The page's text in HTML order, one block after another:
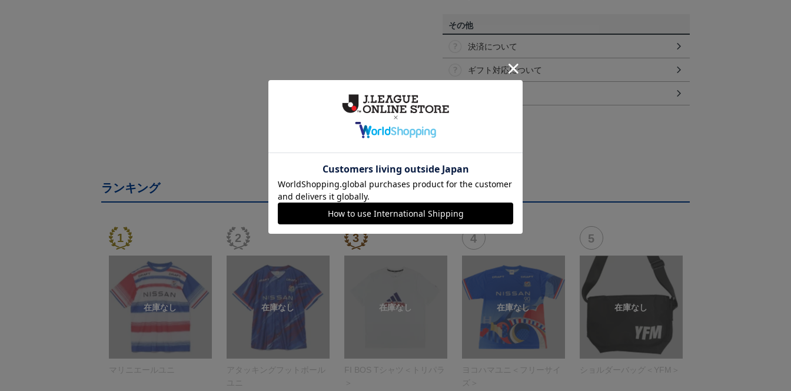
その他
決済について
ギフト対応について
ランキング
マリニエールユニ
アタッキングフットボール
FI BOS Tシャツ＜トリパラ
ヨコハマユニ＜フリーサイ
ズ＞
ショルダーバッグ＜YFM＞